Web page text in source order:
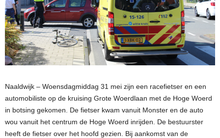
Naaldwijk – Woensdagmiddag 31 mei zijn een racefietser en een
automobiliste op de kruising Grote Woerdlaan met de Hoge Woerd
in botsing gekomen. De fietser kwam vanuit Monster en de auto
wou vanuit het centrum de Hoge Woerd inrijden. De bestuurster
heeft de fietser over het hoofd gezien. Bij aankomst van de